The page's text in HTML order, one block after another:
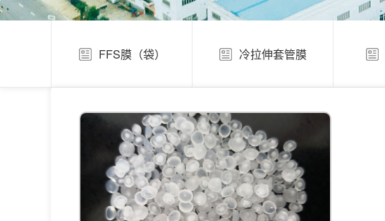
FFS膜（袋） 冷拉伸套管膜